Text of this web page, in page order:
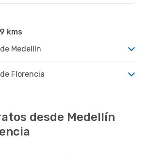
kms
Medellín
Florencia
desde Medellín